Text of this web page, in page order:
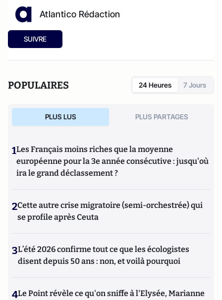
Atlantico Rédaction
SUIVRE
POPULAIRES 24 Heures 7 Jours
PLUS LUS PLUS PARTAGES
1Les Français moins riches que la moyenne
européenne pour la 3e année consécutive : jusqu'où
ira le grand déclassement ?
2Cette autre crise migratoire (semi-orchestrée) qui
se profile après Ceuta
3L’été 2026 confirme tout ce que les écologistes
disent depuis 50 ans : non, et voilà pourquoi
4Le Point révèle ce qu'on sniffe à l'Elysée, Marianne